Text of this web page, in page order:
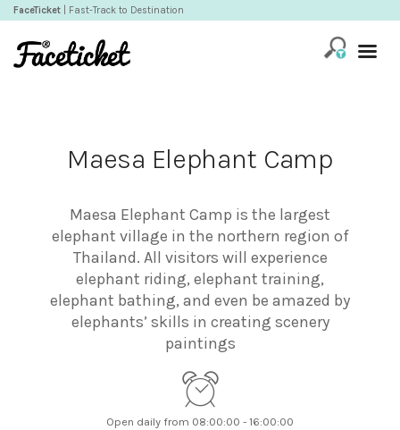
FaceTicket | Fast-Track to Destination
Maesa Elephant Camp
Maesa Elephant Camp is the largest
elephant village in the northern region of
Thailand. All visitors will experience
elephant riding, elephant training,
elephant bathing, and even be amazed by
elephants’ skills in creating scenery
paintings
Open daily from 08:00:00 - 16:00:00